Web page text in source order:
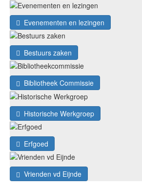
Evenementen en lezingen
Bestuurs zaken
Bibliotheek Commissie
Historische Werkgroep
Erfgoed
Vrienden vd Eijnde